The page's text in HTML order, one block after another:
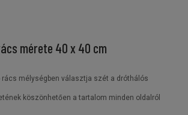
mérete 40 x 40 cm
mélységben választja szét a dróthálós
köszönhetően a tartalom minden oldalról